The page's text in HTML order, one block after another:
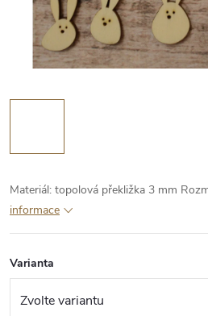
Materiál: topolová překližka 3 mm
informace
Varianta